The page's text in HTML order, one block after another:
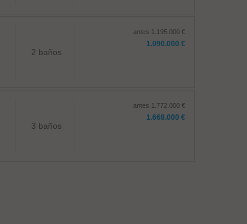
2 baños
antes 1.195.000 €
1.090.000 €
3 baños
antes 1.772.000 €
1.668.000 €